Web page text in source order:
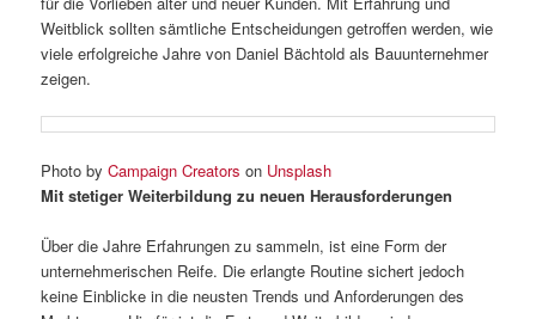
Weitblick sollten sämtliche Entscheidungen getroffen werden, wie
viele erfolgreiche Jahre von Daniel Bächtold als Bauunternehmer
zeigen.
Photo byCampaign Creators on Unsplash
Mit stetiger Weiterbildung zu neuen Herausforderungen
Über die Jahre Erfahrungen zu sammeln, ist eine Form der
unternehmerischen Reife. Die erlangte Routine sichert jedoch
keine Einblicke in die neusten Trends und Anforderungen des